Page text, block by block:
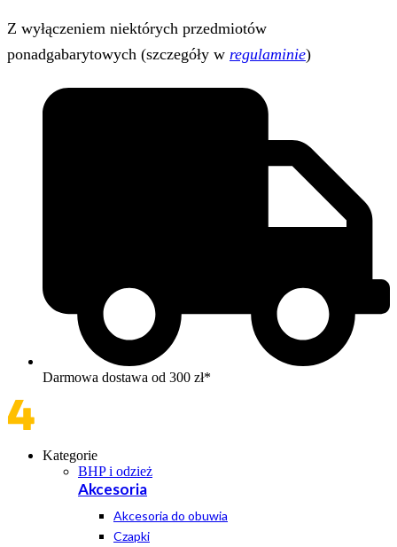
Z wyłączeniem niektórych przedmiotów
ponadgabarytowych (szczegóły w regulaminie)
Darmowa dostawa od 300 zł*
Kategorie
BHP i odzież
Akcesoria
Akcesoria do obuwia
Czapki